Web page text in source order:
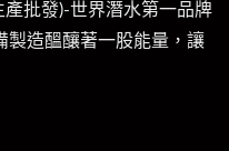
批發)-世界潛水第一品牌
製造醞釀著一股能量，讓